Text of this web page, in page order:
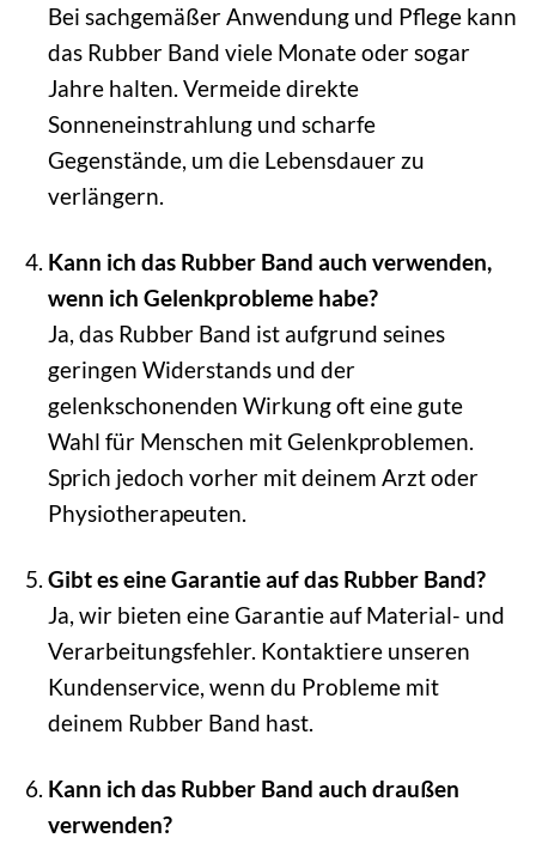
Bei sachgemäßer Anwendung und Pflege kann
das Rubber Band viele Monate oder sogar
Jahre halten. Vermeide direkte
Sonneneinstrahlung und scharfe
Gegenstände, um die Lebensdauer zu
verlängern.
Kann ich das Rubber Band auch verwenden,
wenn ich Gelenkprobleme habe?
Ja, das Rubber Band ist aufgrund seines
geringen Widerstands und der
gelenkschonenden Wirkung oft eine gute
Wahl für Menschen mit Gelenkproblemen.
Sprich jedoch vorher mit deinem Arzt oder
Physiotherapeuten.
Gibt es eine Garantie auf das Rubber Band?
Ja, wir bieten eine Garantie auf Material- und
Verarbeitungsfehler. Kontaktiere unseren
Kundenservice, wenn du Probleme mit
deinem Rubber Band hast.
Kann ich das Rubber Band auch draußen
verwenden?